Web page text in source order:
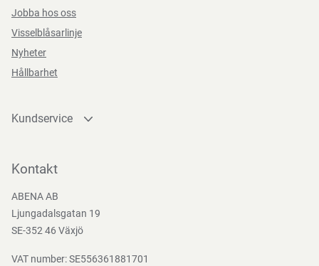
Jobba hos oss
Visselblåsarlinje
Nyheter
Hållbarhet
Kundservice
Bli kund
Nedladdningar
Kontakt
ABENA AB
Ljungadalsgatan 19
SE-352 46 Växjö
VAT number: SE556361881701